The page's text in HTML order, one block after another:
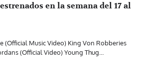
en la semana del 17 al
(Official Music Video) King Von Robberies
(Official Video) Young Thug…